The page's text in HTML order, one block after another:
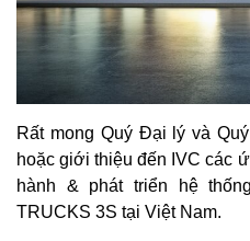
Rất mong Quý Đại lý và
hoặc giới thiệu đến IVC các
hành & phát triển hệ
TRUCKS 3S tại Việt Nam.